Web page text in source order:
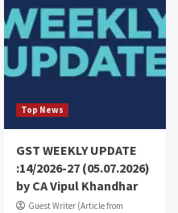
Top News
GST WEEKLY UPDATE
:14/2026-27 (05.07.2026)
by CA Vipul Khandhar
Guest Writer (Article from